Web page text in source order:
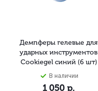
Демпферы гелевые для
ударных инструментов
Cookiegel синий (6 шт)
В наличии
1 050 р.